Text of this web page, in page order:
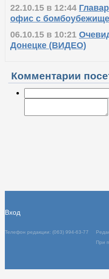
22.10.15 в 12:44
офис с
06.10.15 в 10:21
Донецке (ВИДЕО)
Комментарии